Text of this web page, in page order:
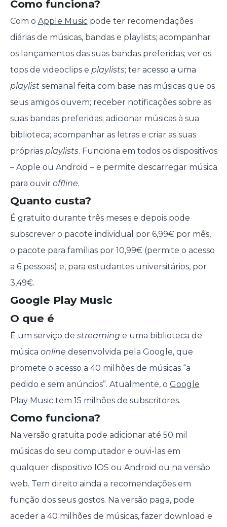
Como funciona?
Com o Apple Musicpode ter recomendações
diárias de músicas, bandas e playlists; acompanhar
os lançamentos das suas bandas preferidas; ver os
tops de videoclips e playlists; ter acesso a uma
playlist semanal feita com base nas músicas que os
seus amigos ouvem; receber notificações sobre as
suas bandas preferidas; adicionar músicas à sua
biblioteca; acompanhar as letras e criar as suas
próprias playlists. Funciona em todos os dispositivos
– Apple ou Android – e permite descarregar música
para ouvir offline.
Quanto custa?
É gratuito durante três meses e depois pode
subscrever o pacote individual por 6,99€ por mês,
o pacote para famílias por 10,99€ (permite o acesso
a 6 pessoas) e, para estudantes universitários, por
3,49€.
Google Play Music
O que é
É um serviço de streaming e uma biblioteca de
música online desenvolvida pela Google, que
promete o acesso a 40 milhões de músicas “a
pedido e sem anúncios”. Atualmente, o Google
Play Musictem 15 milhões de subscritores.
Como funciona?
Na versão gratuita pode adicionar até 50 mil
músicas do seu computador e ouvi-las em
qualquer dispositivo IOS ou Android ou na versão
web. Tem direito ainda a recomendações em
função dos seus gostos. Na versão paga, pode
aceder a 40 milhões de músicas, fazer download e